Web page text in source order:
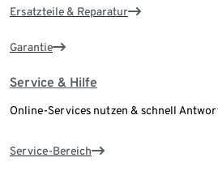
Ersatzteile & Reparatur
Garantie
Service & Hilfe
Online-Services nutzen & schnell
Service-Bereich